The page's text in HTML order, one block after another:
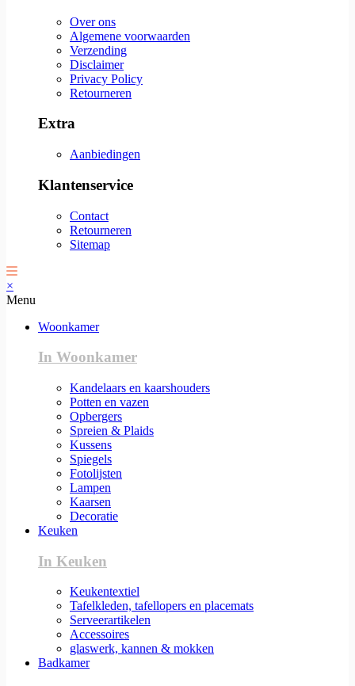
Over ons
Algemene voorwaarden
Verzending
Disclaimer
Privacy Policy
Retourneren
Extra
Aanbiedingen
Klantenservice
Contact
Retourneren
Sitemap
×
Menu
Woonkamer
In Woonkamer
Kandelaars en kaarshouders
Potten en vazen
Opbergers
Spreien & Plaids
Kussens
Spiegels
Fotolijsten
Lampen
Kaarsen
Decoratie
Keuken
In Keuken
Keukentextiel
Tafelkleden, tafellopers en placemats
Serveerartikelen
Accessoires
glaswerk, kannen & mokken
Badkamer